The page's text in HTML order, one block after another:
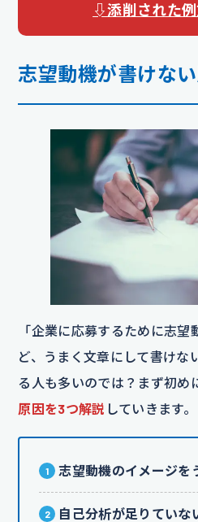
⇩添削された
志望動機が書けな
「企業に応募するために志
ど、うまく文章にして書け
る人も多いのでは？まず初め
原因を3つ解説 していきます。
志望動機のイメージを
自己分析が足りていな